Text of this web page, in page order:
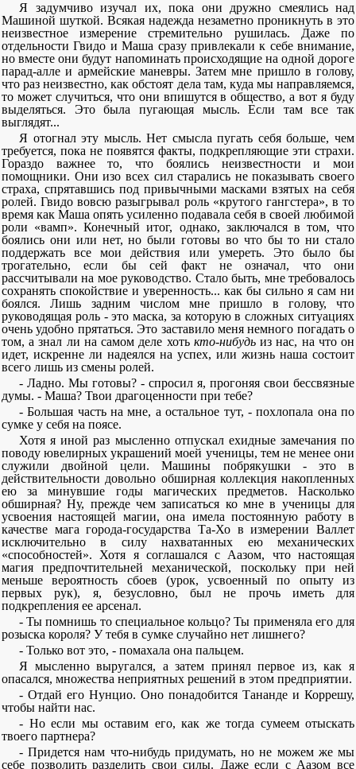
Я задумчиво изучал их, пока они дружно смеялись над
Машиной шуткой. Всякая надежда незаметно проникнуть в это
неизвестное измерение стремительно рушилась. Даже по
отдельности Гвидо и Маша сразу привлекали к себе внимание,
но вместе они будут напоминать происходящие на одной дороге
парад-алле и армейские маневры. Затем мне пришло в голову,
что раз неизвестно, как обстоят дела там, куда мы направляемся,
то может случиться, что они впишутся в общество, а вот я буду
выделяться. Это была пугающая мысль. Если там все так
выглядят...
Я отогнал эту мысль. Нет смысла пугать себя больше, чем
требуется, пока не появятся факты, подкрепляющие эти страхи.
Гораздо важнее то, что боялись неизвестности и мои
помощники. Они изо всех сил старались не показывать своего
страха, спрятавшись под привычными масками взятых на себя
ролей. Гвидо вовсю разыгрывал роль «крутого гангстера», в то
время как Маша опять усиленно подавала себя в своей любимой
роли «вамп». Конечный итог, однако, заключался в том, что
боялись они или нет, но были готовы во что бы то ни стало
поддержать все мои действия или умереть. Это было бы
трогательно, если бы сей факт не означал, что они
рассчитывали на мое руководство. Стало быть, мне требовалось
сохранять спокойствие и уверенность... как бы сильно я сам ни
боялся. Лишь задним числом мне пришло в голову, что
руководящая роль - это маска, за которую в сложных ситуациях
очень удобно прятаться. Это заставило меня немного погадать о
том, а знал ли на самом деле хоть кто-нибудьиз нас, на что он
идет, искренне ли надеялся на успех, или жизнь наша состоит
всего лишь из смены ролей.
- Ладно. Мы готовы? - спросил я, прогоняя свои бессвязные
думы. - Маша? Твои драгоценности при тебе?
- Большая часть на мне, а остальное тут, - похлопала она по
сумке у себя на поясе.
Хотя я иной раз мысленно отпускал ехидные замечания по
поводу ювелирных украшений моей ученицы, тем не менее они
служили двойной цели. Машины побрякушки - это в
действительности довольно обширная коллекция накопленных
ею за минувшие годы магических предметов. Насколько
обширная? Ну, прежде чем записаться ко мне в ученицы для
усвоения настоящей магии, она имела постоянную работу в
качестве мага города-государства Та-Хо в измерении Валлет
исключительно в силу нахватанных ею механических
«способностей». Хотя я соглашался с Аазом, что настоящая
магия предпочтительней механической, поскольку при ней
меньше вероятность сбоев (урок, усвоенный по опыту из
первых рук), я, безусловно, был не прочь иметь для
подкрепления ее арсенал.
- Ты помнишь то специальное кольцо? Ты применяла его для
розыска короля? У тебя в сумке случайно нет лишнего?
- Только вот это, - помахала она пальцем.
Я мысленно выругался, а затем принял первое из, как я
опасался, множества неприятных решений в этом предприятии.
- Отдай его Нунцио. Оно понадобится Тананде и Коррешу,
чтобы найти нас.
- Но если мы оставим его, как же тогда сумеем отыскать
твоего партнера?
- Придется нам что-нибудь придумать, но не можем же мы
себе позволить разделить свои силы. Даже если с Аазом все